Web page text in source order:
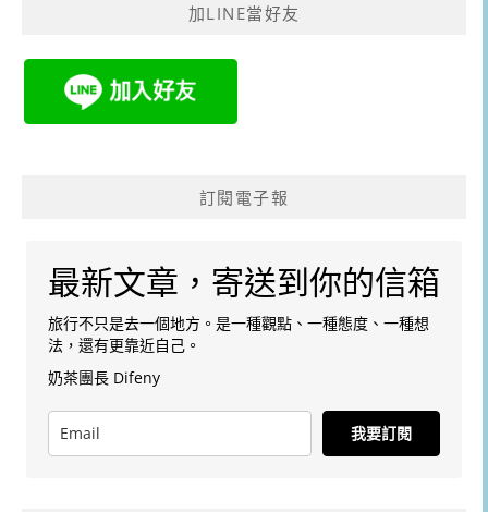
加LINE當好友
訂閱電子報
最新文章，寄送到你的信箱
旅行不只是去一個地方。是一種觀點、一種態度、一種想
法，還有更靠近自己。
奶茶團長 Difeny
我要訂閱